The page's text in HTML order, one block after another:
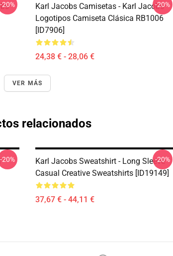
-20%
Karl Jacobs Camisetas - Karl Jacobs
Logotipos Camiseta Clásica RB1006
[ID7906]
24,38 € - 28,06 €
-20%
VER MÁS
relacionados
-20%
Karl Jacobs Sweatshirt - Long Sleeve
Casual Creative Sweatshirts [ID19149]
37,67 € - 44,11 €
-20%